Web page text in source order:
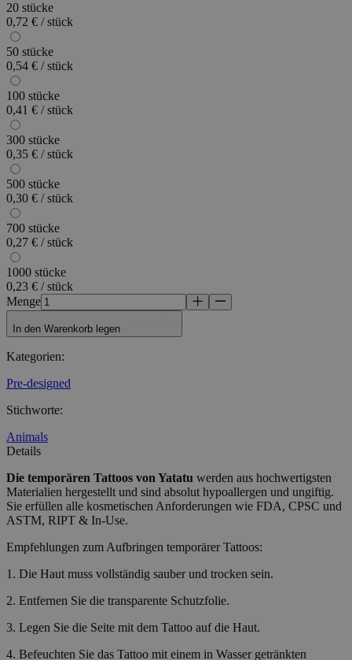
20 stücke
0,72 € / stück
50 stücke
0,54 € / stück
100 stücke
0,41 € / stück
300 stücke
0,35 € / stück
500 stücke
0,30 € / stück
700 stücke
0,27 € / stück
1000 stücke
0,23 € / stück
Menge
In den Warenkorb legen
Kategorien:
Pre-designed
Stichworte:
Animals
Details
Die temporären Tattoos von Yatatu werden aus hochwertigsten
Materialien hergestellt und sind absolut hypoallergen und ungiftig.
Sie erfüllen alle kosmetischen Anforderungen wie FDA, CPSC und
ASTM, RIPT & In-Use.
Empfehlungen zum Aufbringen temporärer Tattoos:
1. Die Haut muss vollständig sauber und trocken sein.
2. Entfernen Sie die transparente Schutzfolie.
3. Legen Sie die Seite mit dem Tattoo auf die Haut.
4. Befeuchten Sie das Tattoo mit einem in Wasser getränkten